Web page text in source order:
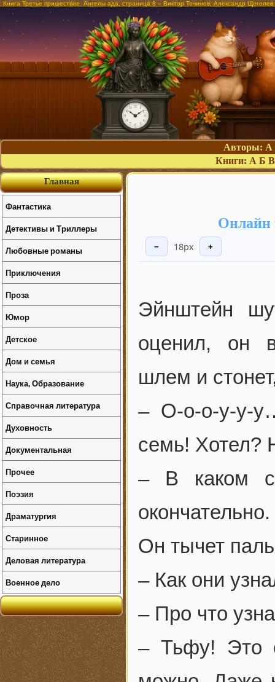
Книга Третье пришествие. Ангелы ада, страница 8 – Виктор Точинов, Александр Щеголев
Авторы: А
Книги: А Б В
Онлайн
− 18px +
Эйнштейн
оценил, он
шлем и
– О-о-о-у-у-
семь! Хотел?
– В каком
окончательно.
Он тычет
– Как они
– Про что
– Тьфу! Это
Главная
Фантастика
Детективы и Триллеры
Любовные романы
Приключения
Проза
Юмор
Детское
Дом и семья
Наука, Образование
Справочная литература
Духовность
Документальная
Прочее
Поэзия
Драматургия
Старинное
Деловая литература
Военное дело